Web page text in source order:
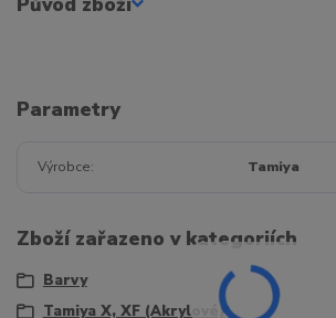
Parametry
Výrobce Tamiya
Zboží zařazeno v kategoriích
Barvy
Tamiya X, XF (Akrylové)